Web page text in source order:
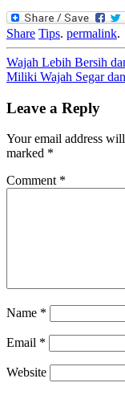
Share Tips. permalink.
Post
navigation
Wajah Lebih Bersih
Miliki Wajah Segar
Leave a Reply
Your email address
marked *
Comment *
Name *
Email *
Website